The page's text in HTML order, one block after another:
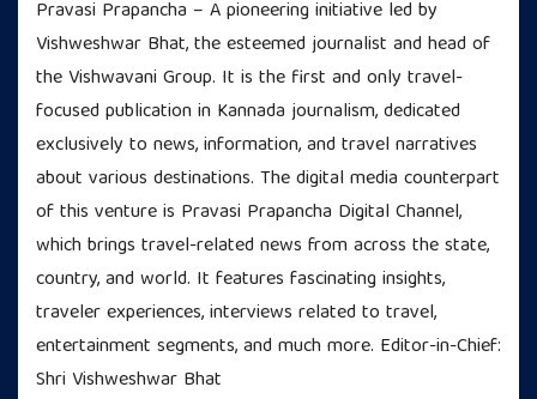
Pravasi Prapancha – A pioneering initiative led by
Vishweshwar Bhat, the esteemed journalist and head of
the Vishwavani Group. It is the first and only travel-
focused publication in Kannada journalism, dedicated
exclusively to news, information, and travel narratives
about various destinations. The digital media counterpart
of this venture is Pravasi Prapancha Digital Channel,
which brings travel-related news from across the state,
country, and world. It features fascinating insights,
traveler experiences, interviews related to travel,
entertainment segments, and much more. Editor-in-Chief:
Shri Vishweshwar Bhat